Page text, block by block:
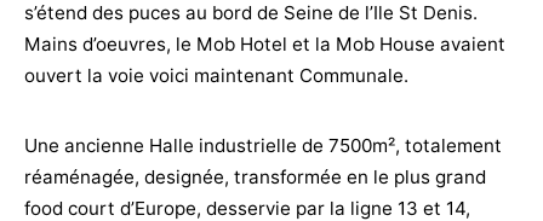
s’étend des puces au bord de Seine de l’Ile St Denis.
Mains d’oeuvres, le Mob Hotel et la Mob House avaient
ouvert la voie voici maintenant Communale.
Une ancienne Halle industrielle de 7500m², totalement
réaménagée, designée, transformée en le plus grand
food court d’Europe, desservie par la ligne 13 et 14,